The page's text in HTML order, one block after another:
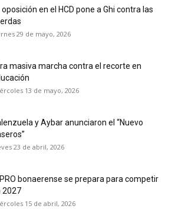
oposición en el HCD pone a Ghi contra las
29 de mayo, 2026
masiva marcha contra el recorte en
13 de mayo, 2026
y Aybar anunciaron el “Nuevo
23 de abril, 2026
PRO bonaerense se prepara para competir
2027
15 de abril, 2026